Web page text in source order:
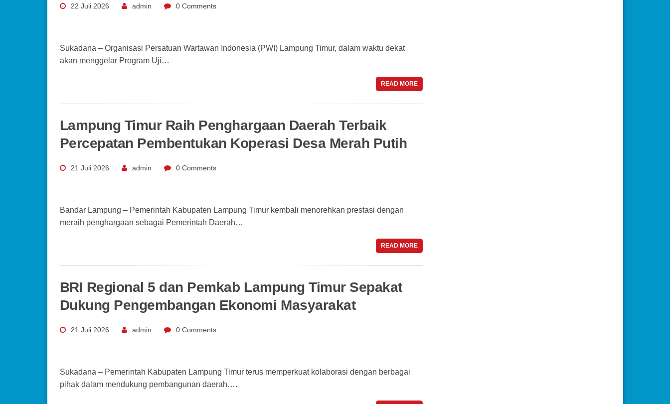
22 Juli 2026 admin 0 Comments
Sukadana – Organisasi Persatuan Wartawan Indonesia (PWI) Lampung Timur, dalam waktu dekat
akan menggelar Program Uji…
READ MORE
Lampung Timur Raih Penghargaan Daerah Terbaik
Percepatan Pembentukan Koperasi Desa Merah Putih
21 Juli 2026 admin 0 Comments
Bandar Lampung – Pemerintah Kabupaten Lampung Timur kembali menorehkan prestasi dengan
meraih penghargaan sebagai Pemerintah Daerah…
READ MORE
BRI Regional 5 dan Pemkab Lampung Timur Sepakat
Dukung Pengembangan Ekonomi Masyarakat
21 Juli 2026 admin 0 Comments
Sukadana – Pemerintah Kabupaten Lampung Timur terus memperkuat kolaborasi dengan berbagai
pihak dalam mendukung pembangunan daerah….